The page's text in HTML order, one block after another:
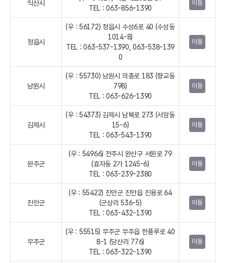
익산시
TEL : 063-856-1390
이동
정읍시
(우 : 56172) 정읍시 수성6로 40 (수성동
1014-8)
TEL : 063-537-1390, 063-538-139
0
이동
남원시
(우 : 55730) 남원시 의총로 183 (향교동
798)
TEL : 063-626-1390
이동
김제시
(우 : 54373) 김제시 남북로 273 (서암동
15-6)
TEL : 063-543-1390
이동
완주군
(우 : 54966) 전주시 완산구 서원로 79
(효자동 2가 1245-6)
TEL : 063-239-2380
이동
진안군
(우 : 55422) 진안군 진안읍 진용로 64
(군상리 536-5)
TEL : 063-432-1390
이동
무주군
(우 : 55515) 무주군 무주읍 한풍루로 40
8-1 (당산리 776)
TEL : 063-322-1390
이동